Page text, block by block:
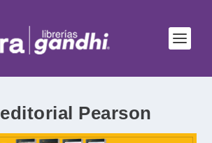
editorial Pearson